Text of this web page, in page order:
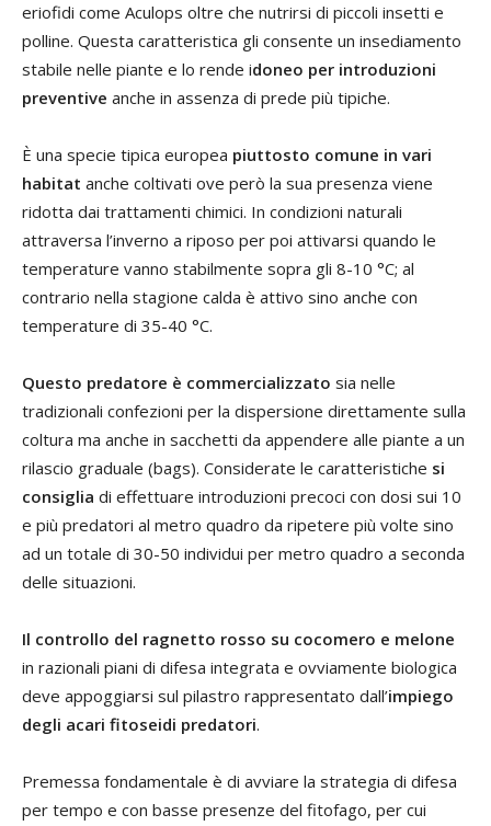
eriofidi come Aculops oltre che nutrirsi di piccoli insetti e
polline. Questa caratteristica gli consente un insediamento
stabile nelle piante e lo rende idoneo per introduzioni
preventive anche in assenza di prede più tipiche.
È una specie tipica europea piuttosto comune in vari
habitat anche coltivati ove però la sua presenza viene
ridotta dai trattamenti chimici. In condizioni naturali
attraversa l’inverno a riposo per poi attivarsi quando le
temperature vanno stabilmente sopra gli 8-10 °C; al
contrario nella stagione calda è attivo sino anche con
temperature di 35-40 °C.
Questo predatore è commercializzato sia nelle
tradizionali confezioni per la dispersione direttamente sulla
coltura ma anche in sacchetti da appendere alle piante a un
rilascio graduale (bags). Considerate le caratteristiche si
consiglia di effettuare introduzioni precoci con dosi sui 10
e più predatori al metro quadro da ripetere più volte sino
ad un totale di 30-50 individui per metro quadro a seconda
delle situazioni.
Il controllo del ragnetto rosso su cocomero e melone
in razionali piani di difesa integrata e ovviamente biologica
deve appoggiarsi sul pilastro rappresentato dall’impiego
degli acari fitoseidi predatori.
Premessa fondamentale è di avviare la strategia di difesa
per tempo e con basse presenze del fitofago, per cui